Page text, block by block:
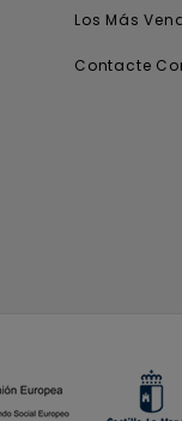
Los Más
Contacte